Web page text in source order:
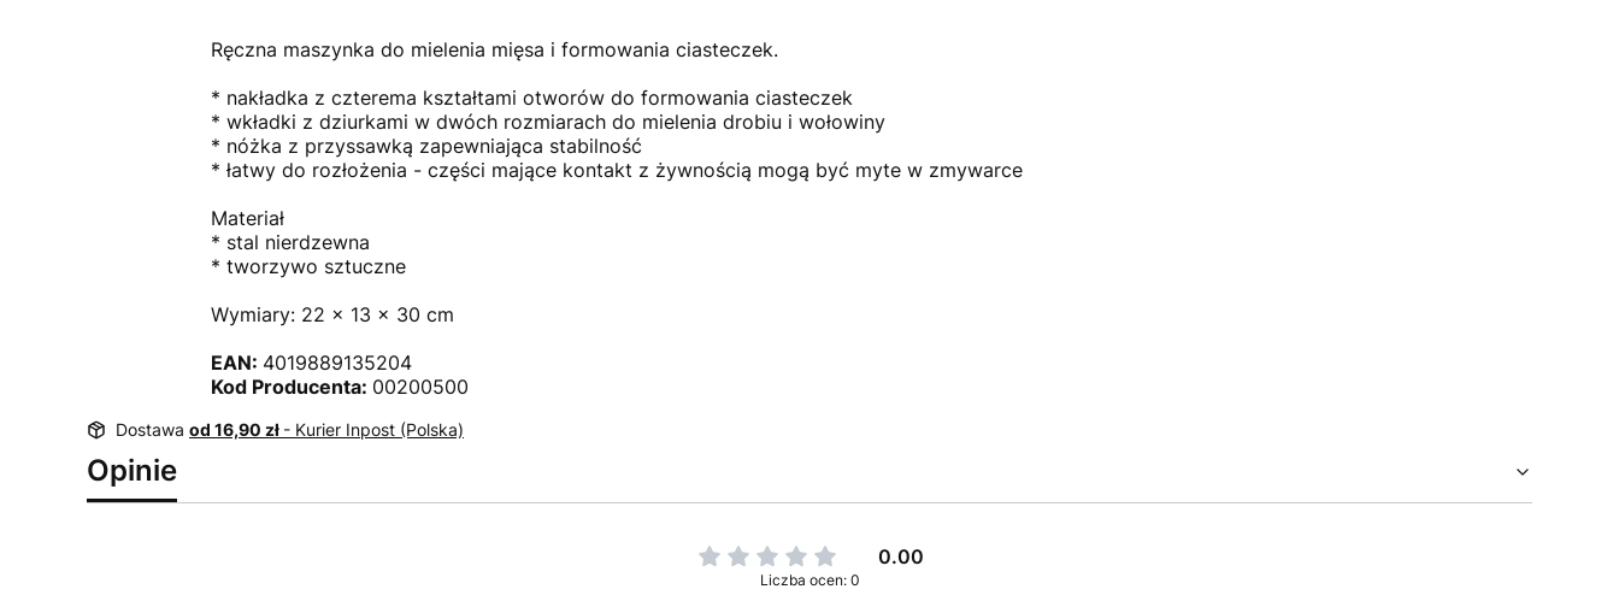
Ręczna maszynka do mielenia mięsa i formowania ciasteczek.
* nakładka z czterema kształtami otworów do formowania ciasteczek
* wkładki z dziurkami w dwóch rozmiarach do mielenia drobiu i wołowiny
* nóżka z przyssawką zapewniająca stabilność
* łatwy do rozłożenia - części mające kontakt z żywnością mogą być myte w zmywarce
Materiał
* stal nierdzewna
* tworzywo sztuczne
Wymiary: 22 x 13 x 30 cm
EAN: 4019889135204
Kod Producenta: 00200500
Dostawa od 16,90 zł - Kurier Inpost (Polska)
Opinie
0.00
Liczba ocen: 0